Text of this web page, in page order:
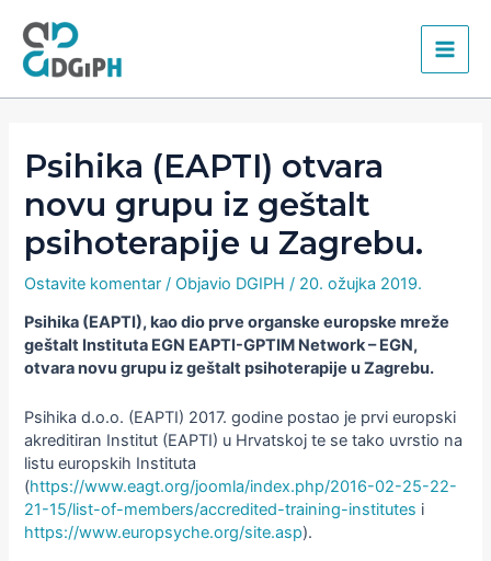
content
Main
Psihika (EAPTI) otvara
novu grupu iz geštalt
psihoterapije u Zagrebu.
Ostavite komentar / Objavio DGIPH/ 20. ožujka 2019.
Psihika (EAPTI), kao dio prve organske europske mreže
geštalt Instituta EGN EAPTI-GPTIM Network – EGN,
otvara novu grupu iz geštalt psihoterapije u Zagrebu.
Psihika d.o.o. (EAPTI) 2017. godine postao je prvi europski
akreditiran Institut (EAPTI) u Hrvatskoj te se tako uvrstio na
listu europskih Instituta
(https://www.eagt.org/joomla/index.php/2016-02-25-22-
21-15/list-of-members/accredited-training-institutes i
https://www.europsyche.org/site.asp).